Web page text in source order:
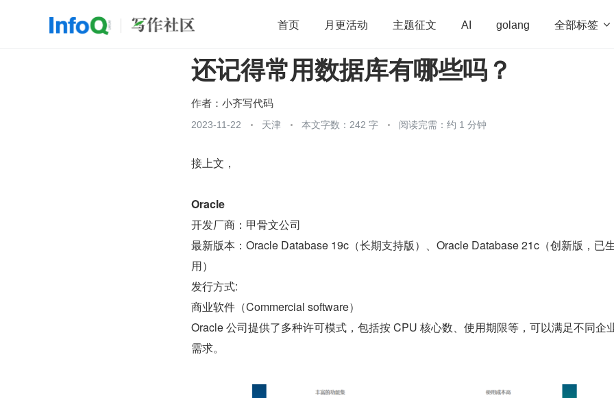
首页 月更活动 主题征文 AI golang 全部标签 
开源 架构 OpenHarmony 算法 学习方法
团队管理
还记得常用数据库有哪些吗？
作者： 小齐写代码
2023-11-22 天津 本文字数：242 字 阅读完需：约 1 分钟
接上文，
Oracle
开发厂商：甲骨文公司
最新版本：Oracle Database 19c（长期支持版）、Oracle Database 21c（创新版，已
用）
发行方式:
商业软件（Commercial software）
Oracle 公司提供了多种许可模式，包括按 CPU 核心数、使用期限等，可以满足不同企
需求。